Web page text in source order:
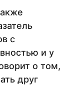
с
и у
о том,
друг